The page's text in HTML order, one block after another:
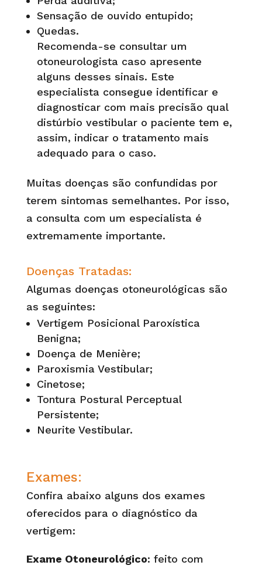
Sensação de ouvido entupido;
Quedas.
Recomenda-se consultar um
otoneurologista caso apresente
alguns desses sinais. Este
especialista consegue identificar e
diagnosticar com mais precisão qual
distúrbio vestibular o paciente tem e,
assim, indicar o tratamento mais
adequado para o caso.
Muitas doenças são confundidas por
terem sintomas semelhantes. Por isso,
a consulta com um especialista é
extremamente importante.
Doenças Tratadas:
Algumas doenças otoneurológicas são
as seguintes:
Vertigem Posicional Paroxística
Benigna;
Doença de Menière;
Paroxismia Vestibular;
Cinetose;
Tontura Postural Perceptual
Persistente;
Neurite Vestibular.
Exames:
Confira abaixo alguns dos exames
oferecidos para o diagnóstico da
vertigem:
Exame Otoneurológico: feito com